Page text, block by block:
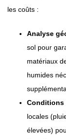
les coûts :
Analyse
sol pour
matériaux
humides
Conditions
locales
élevées)